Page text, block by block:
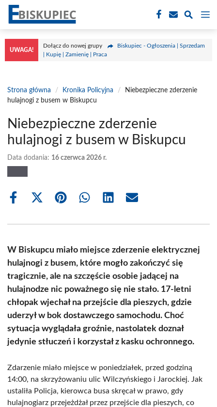
Przejdź
treści
UWAGA!
Dołącz do nowej grupy
Biskupiec - Ogłoszenia | Sprzedam
| Kupię | Zamienię | Praca
Strona główna / Kronika Policyjna /
Niebezpieczne zderzenie
hulajnogi z busem w Biskupcu
Niebezpieczne zderzenie
hulajnogi z busem w Biskupcu
Data dodania: 16 czerwca 2026 r.
Share
Share
(Twitter)
Share Share Share Share
W Biskupcu miało miejsce zderzenie elektrycznej
hulajnogi z busem, które mogło zakończyć się
tragicznie, ale na szczęście osobie jadącej na
hulajnodze nic poważnego się nie stało. 17-letni
chłopak wjechał na przejście dla pieszych, gdzie
uderzył w bok dostawczego samochodu. Choć
sytuacja wyglądała groźnie, nastolatek doznał
jedynie stłuczeń i korzystał z kasku ochronnego.
Zdarzenie miało miejsce w poniedziałek, przed godziną
14:00, na skrzyżowaniu ulic Wilczyńskiego i Jarockiej. Jak
ustaliła Policja, kierowca busa skręcał w prawo, gdy
hulajnogiarz przejeżdżał przez przejście dla pieszych, co